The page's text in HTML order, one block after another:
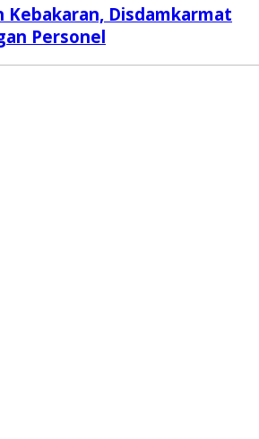
Kebakaran, Disdamkarmat
Personel